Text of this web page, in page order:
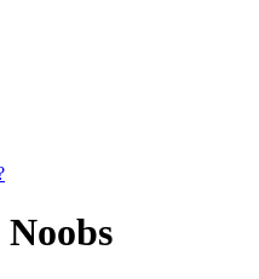
Noobs